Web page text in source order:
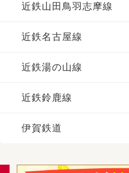
近鉄山田鳥羽志摩線
近鉄名古屋線
近鉄湯の山線
近鉄鈴鹿線
伊賀鉄道